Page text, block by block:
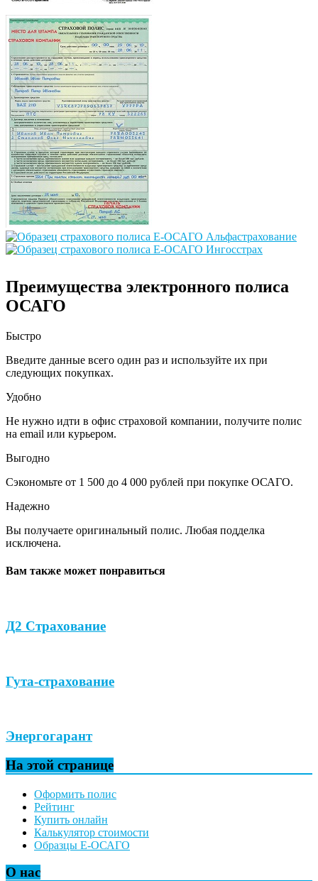
Преимущества электронного полиса
ОСАГО
Быстро
Введите данные всего один раз и используйте их при
следующих покупках.
Удобно
Не нужно идти в офис страховой компании, получите полис
на email или курьером.
Выгодно
Сэкономьте от 1 500 до 4 000 рублей при покупке ОСАГО.
Надежно
Вы получаете оригинальный полис. Любая подделка
исключена.
Вам также может понравиться
Д2 Страхование
Гута-страхование
Энергогарант
На этой странице
Оформить полис
Рейтинг
Купить онлайн
Калькулятор стоимости
Образцы Е-ОСАГО
О нас